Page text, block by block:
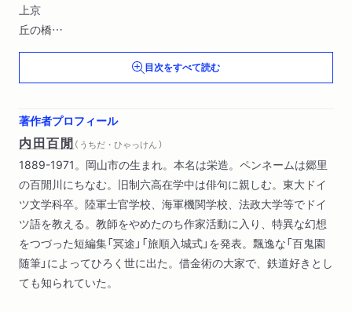
上京
丘の橋
横町の葬式〔ほか〕
目次をすべて読む
著作者プロフィール
内田百閒（ うちだ・ひゃっけん ）
1889-1971。岡山市の生まれ。本名は栄造。ペンネームは郷里
の百閒川にちなむ。旧制六高在学中は俳句に親しむ。東大ドイ
ツ文学科卒。陸軍士官学校、海軍機関学校、法政大学等でドイ
ツ語を教える。教師をやめたのち作家活動に入り、特異な幻想
をつづった短編集「冥途」「旅順入城式」を発表。飄逸な「百鬼園
随筆」によってひろく世に出た。借金術の大家で、鉄道好きとし
ても知られていた。